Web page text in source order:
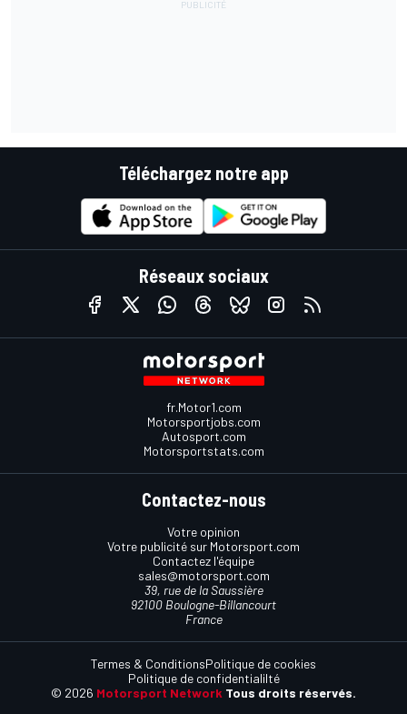
Téléchargez notre app
Réseaux sociaux
fr.Motor1.com
Motorsportjobs.com
Autosport.com
Motorsportstats.com
Contactez-nous
Votre opinion
Votre publicité sur Motorsport.com
Contactez l'équipe
sales@motorsport.com
39, rue de la Saussière
92100 Boulogne-Billancourt
France
© 2026 Motorsport Network Tous droits réservés.
Termes & ConditionsPolitique de cookies
Politique de confidentialilté